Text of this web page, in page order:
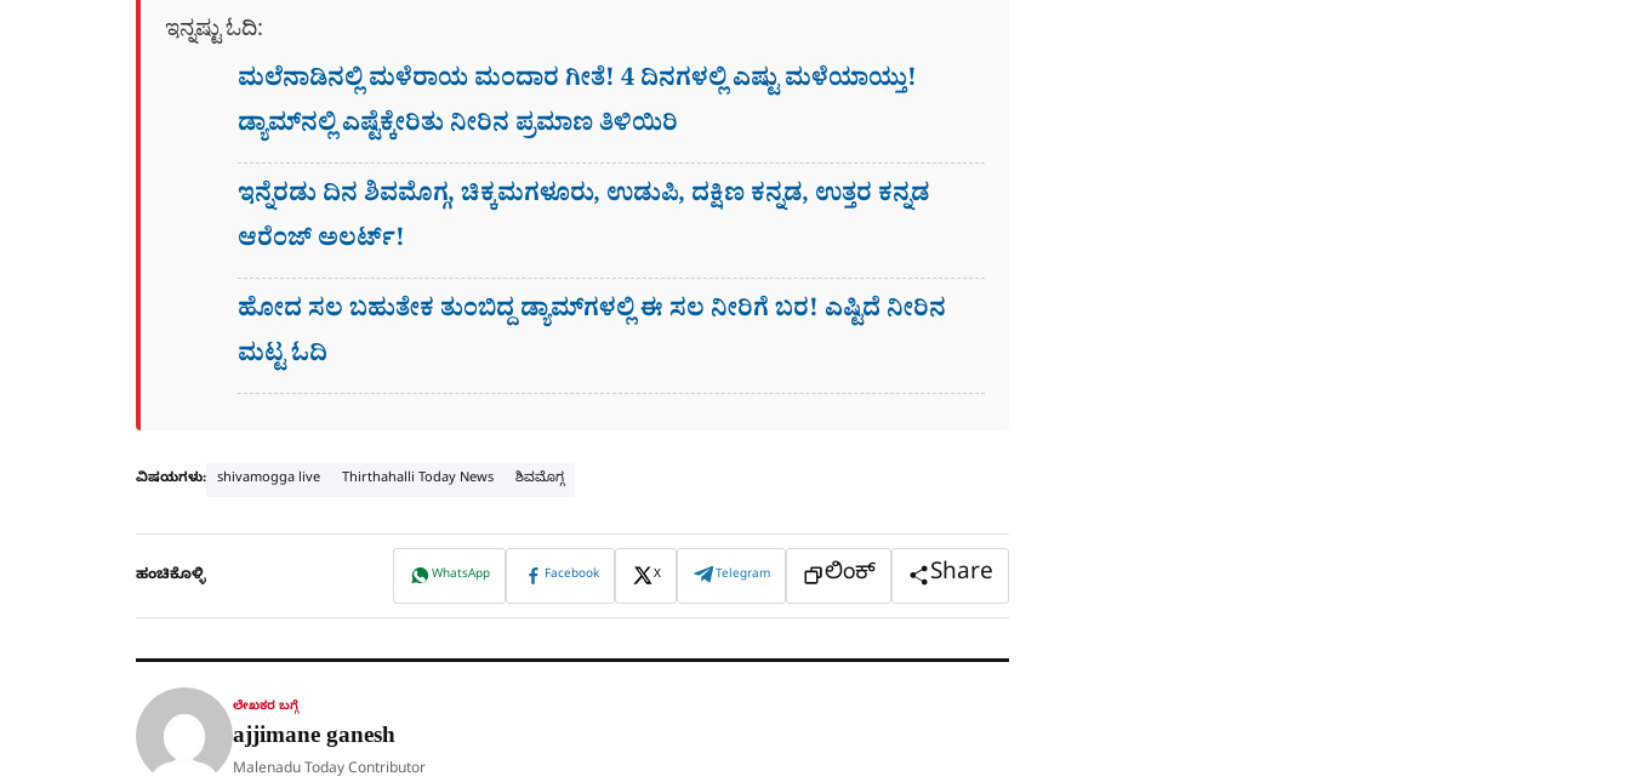
ಇನ್ನಷ್ಟು ಓದಿ:
ಮಲೆನಾಡಿನಲ್ಲಿ ಮಳೆರಾಯ ಮಂದಾರ ಗೀತೆ! 4 ದಿನಗಳಲ್ಲಿ ಎಷ್ಟು ಮಳೆಯಾಯ್ತು!
ಡ್ಯಾಮ್​ನಲ್ಲಿ ಎಷ್ಟೆಕ್ಕೇರಿತು ನೀರಿನ ಪ್ರಮಾಣ ತಿಳಿಯಿರಿ
ಇನ್ನೆರಡು ದಿನ ಶಿವಮೊಗ್ಗ, ಚಿಕ್ಕಮಗಳೂರು, ಉಡುಪಿ, ದಕ್ಷಿಣ ಕನ್ನಡ, ಉತ್ತರ ಕನ್ನಡ
ಆರೆಂಜ್ ಅಲರ್ಟ್!
ಹೋದ ಸಲ ಬಹುತೇಕ ತುಂಬಿದ್ದ ಡ್ಯಾಮ್​ಗಳಲ್ಲಿ ಈ ಸಲ ನೀರಿಗೆ ಬರ! ಎಷ್ಟಿದೆ ನೀರಿನ
ಮಟ್ಟ ಓದಿ
ವಿಷಯಗಳು: shivamogga live Thirthahalli Today News ಶಿವಮೊಗ್ಗ
ಹಂಚಿಕೊಳ್ಳಿ WhatsApp Facebook X Telegram ಲಿಂಕ್ Share
ಲೇಖಕರ ಬಗ್ಗೆ
ajjimane ganesh
Malenadu Today Contributor